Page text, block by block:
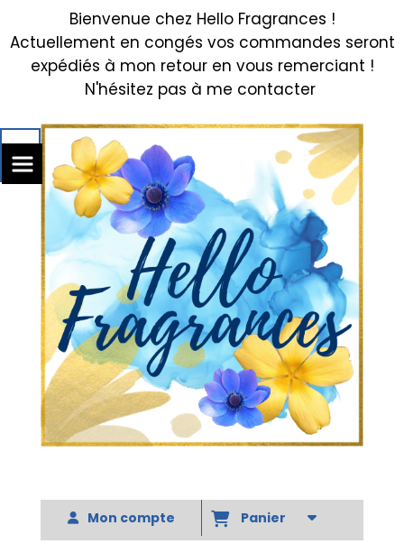
Bienvenue chez Hello Fragrances !
Actuellement en congés vos commandes seront
expédiés à mon retour en vous remerciant !
N'hésitez pas à me contacter
Mon compte Panier